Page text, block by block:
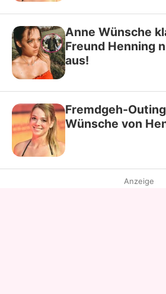
Anne Wünsche
Freund Henning
aus!
Fremdgeh-
Wünsche von
Anzeige